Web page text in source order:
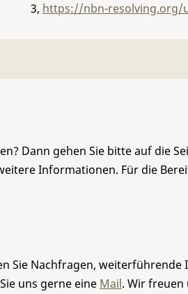
3, https://nbn-resolving.org/
Dann gehen Sie bitte auf die
Informationen. Für die
Sie Nachfragen,
uns gerne eine Mail. Wir